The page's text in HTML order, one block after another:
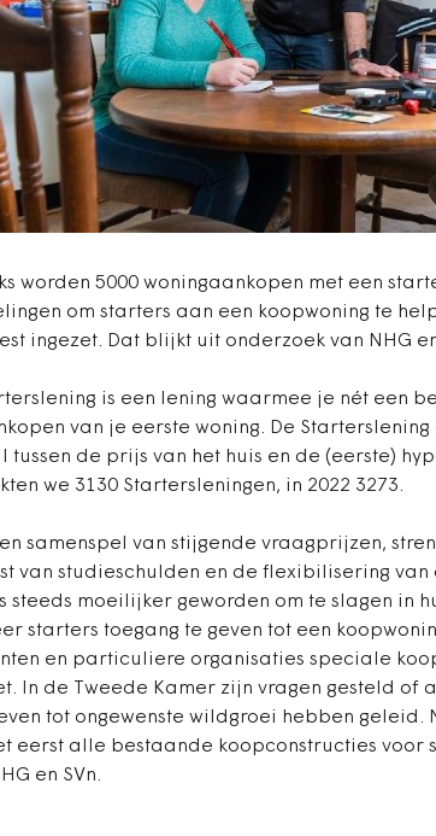
worden 5000 woningaankopen met een
om starters aan een koopwoning te
ingezet. Dat blijkt uit onderzoek van NHG en
is een lening waarmee je nét een
van je eerste woning. De
tussen de prijs van het huis en de (eerste)
we 3130 Startersleningen, in 2022 3273.
samenspel van stijgende vraagprijzen,
van studieschulden en de flexibilisering
steeds moeilijker geworden om te slagen in
starters toegang te geven tot een
en particuliere organisaties speciale
In de Tweede Kamer zijn vragen gesteld of
tot ongewenste wildgroei hebben
eerst alle bestaande koopconstructies voor
en SVn.